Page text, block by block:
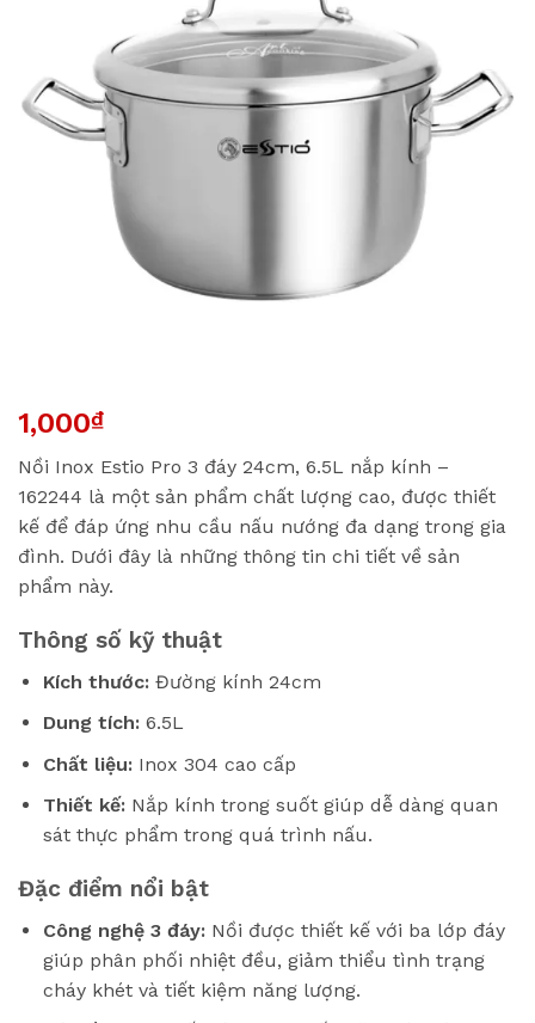
1,000₫
Nồi Inox Estio Pro 3 đáy 24cm, 6.5L nắp kính –
162244 là một sản phẩm chất lượng cao, được thiết
kế để đáp ứng nhu cầu nấu nướng đa dạng trong gia
đình. Dưới đây là những thông tin chi tiết về sản
phẩm này.
Thông số kỹ thuật
Kích thước:Đường kính 24cm
Dung tích:6.5L
Chất liệu:Inox 304 cao cấp
Thiết kế:Nắp kính trong suốt giúp dễ dàng quan
sát thực phẩm trong quá trình nấu.
Đặc điểm nổi bật
Công nghệ 3 đáy:Nồi được thiết kế với ba lớp đáy
giúp phân phối nhiệt đều, giảm thiểu tình trạng
cháy khét và tiết kiệm năng lượng.